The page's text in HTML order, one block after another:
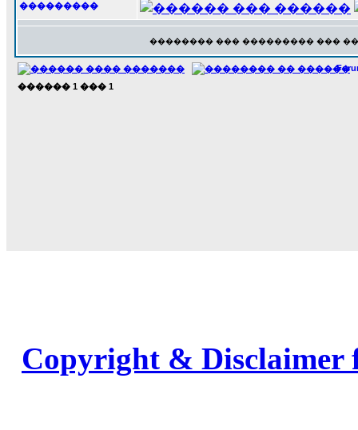
���������
�������� ��� ��������� ���
������ 1 ��� 1
Copyright & Disclaimer